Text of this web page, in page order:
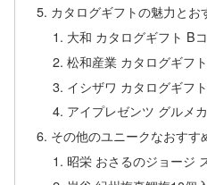
カタログギフトの魅力とお
大和 カタログギフト B
松和産業 カタログギフ
イシザワ カタログギフ
アイプレゼンツ グルメ
その他のユニークなおすす
昭栄 おさるのジョージ